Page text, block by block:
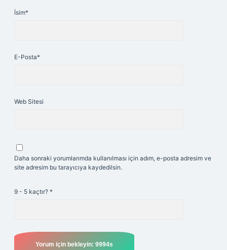
İsim*
E-Posta*
Web Sitesi
Daha sonraki yorumlarımda kullanılması için adım, e-posta adresim ve
site adresim bu tarayıcıya kaydedilsin.
9 - 5 kaçtır? *